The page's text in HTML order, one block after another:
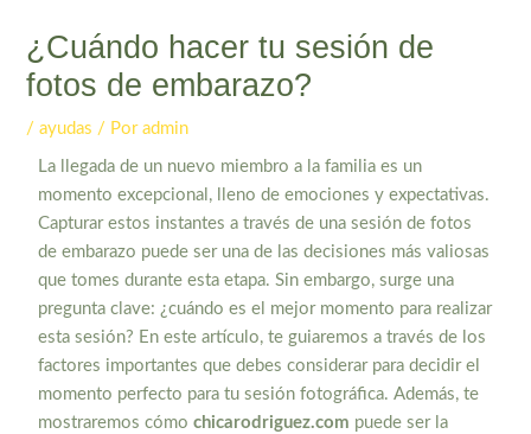
¿Cuándo hacer tu sesión de
fotos de embarazo?
/ayudas / Poradmin
La llegada de un nuevo miembro a la familia es un
momento excepcional, lleno de emociones y expectativas.
Capturar estos instantes a través de una sesión de fotos
de embarazo puede ser una de las decisiones más valiosas
que tomes durante esta etapa. Sin embargo, surge una
pregunta clave: ¿cuándo es el mejor momento para realizar
esta sesión? En este artículo, te guiaremos a través de los
factores importantes que debes considerar para decidir el
momento perfecto para tu sesión fotográfica. Además, te
mostraremos cómochicarodriguez.com puede ser la